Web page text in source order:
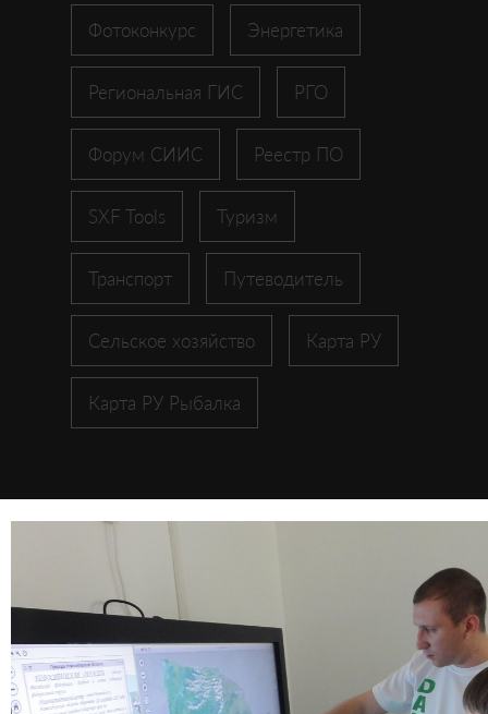
Фотоконкурс Энергетика
Региональная ГИС РГО
Форум СИИС Реестр ПО
SXF Tools Туризм
Транспорт Путеводитель
Сельское хозяйство Карта РУ
Карта РУ Рыбалка